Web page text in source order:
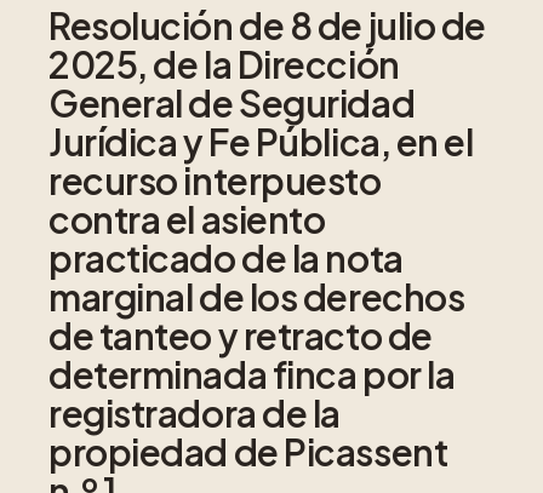
Resolución de 8 de julio de
2025, de la Dirección
General de Seguridad
Jurídica y Fe Pública, en el
recurso interpuesto
contra el asiento
practicado de la nota
marginal de los derechos
de tanteo y retracto de
determinada finca por la
registradora de la
propiedad de Picassent